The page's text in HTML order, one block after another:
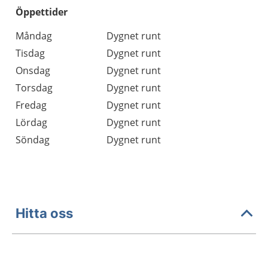
Öppettider
Dag
Öppettider
Kommentarer
Måndag
Dygnet runt
Tisdag
Dygnet runt
Onsdag
Dygnet runt
Torsdag
Dygnet runt
Fredag
Dygnet runt
Lördag
Dygnet runt
Söndag
Dygnet runt
Hitta oss